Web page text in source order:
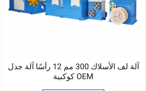
آلة لف الأسلاك 300 مم 12 رأسًا آلة جدل
كوكبية OEM